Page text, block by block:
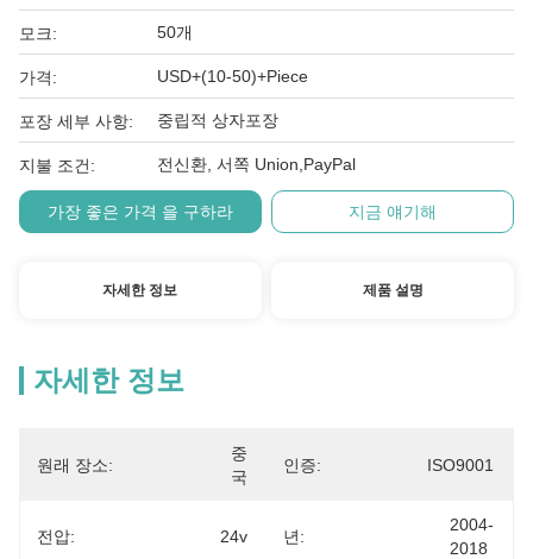
모크: 50개
가격: USD+(10-50)+Piece
포장 세부 사항: 중립적 상자포장
지불 조건: 전신환, 서쪽 Union,PayPal
가장 좋은 가격 을 구하라 지금 얘기해
자세한 정보 제품 설명
자세한 정보
원래 장소:
중
국
인증: ISO9001
전압: 24v 년:
2004-
2018